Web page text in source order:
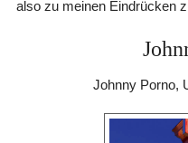
also zu meinen Eindrücken
Johnny Porno,